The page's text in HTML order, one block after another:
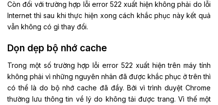
Còn đối với trường hợp lỗi error 522 xuất hiện không phải do lỗi
Internet thì sau khi thực hiện xong cách khắc phục này kết quả
vẫn không có gì thay đổi.
Dọn dẹp bộ nhớ cache
Trong một số trường hợp lỗi error 522 xuất hiện trên máy tính
không phải vì những nguyên nhân đã được khắc phục ở trên thì
có thể là do bộ nhớ cache đã đầy. Bởi vì trình duyệt Chrome
thường lưu thông tin về lý do không tải được trang. Vì thế một